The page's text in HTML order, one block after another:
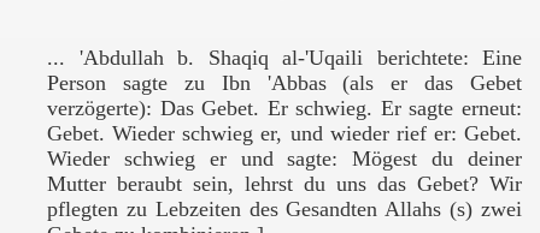
... 'Abdullah b. Shaqiq al-'Uqaili berichtete: Eine
Person sagte zu Ibn 'Abbas (als er das Gebet
verzögerte): Das Gebet. Er schwieg. Er sagte erneut:
Gebet. Wieder schwieg er, und wieder rief er: Gebet.
Wieder schwieg er und sagte: Mögest du deiner
Mutter beraubt sein, lehrst du uns das Gebet? Wir
pflegten zu Lebzeiten des Gesandten Allahs (s) zwei